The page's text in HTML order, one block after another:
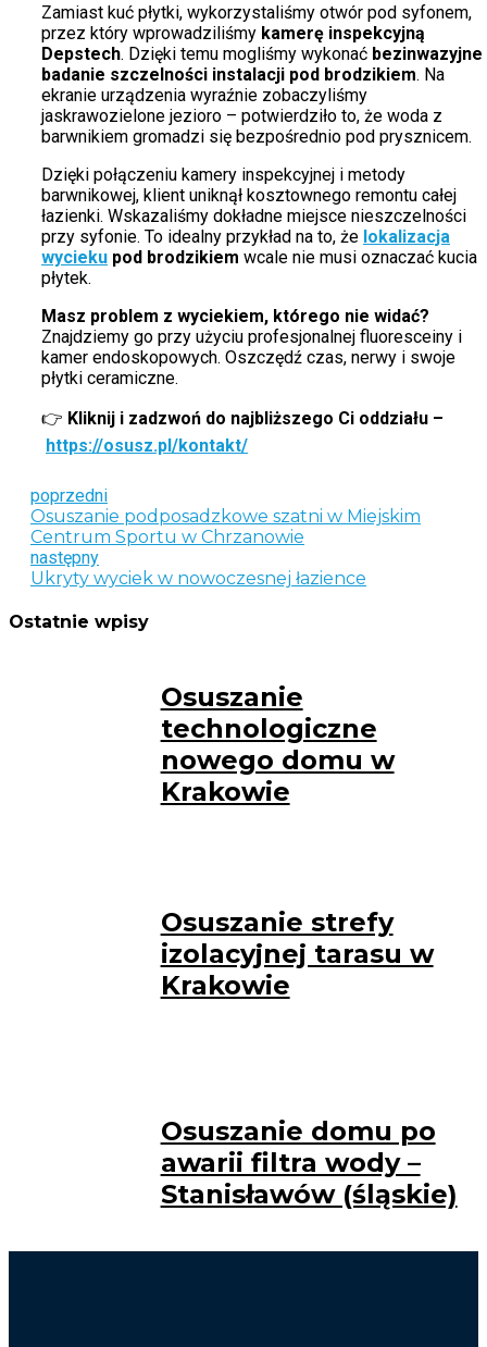
Zamiast kuć płytki, wykorzystaliśmy otwór pod syfonem,
przez który wprowadziliśmy kamerę inspekcyjną
Depstech. Dzięki temu mogliśmy wykonać bezinwazyjne
badanie szczelności instalacji pod brodzikiem. Na
ekranie urządzenia wyraźnie zobaczyliśmy
jaskrawozielone jezioro – potwierdziło to, że woda z
barwnikiem gromadzi się bezpośrednio pod prysznicem.
Dzięki połączeniu kamery inspekcyjnej i metody
barwnikowej, klient uniknął kosztownego remontu całej
łazienki. Wskazaliśmy dokładne miejsce nieszczelności
przy syfonie. To idealny przykład na to, że lokalizacja
wycieku pod brodzikiem wcale nie musi oznaczać kucia
płytek.
Masz problem z wyciekiem, którego nie widać?
Znajdziemy go przy użyciu profesjonalnej fluoresceiny i
kamer endoskopowych. Oszczędź czas, nerwy i swoje
płytki ceramiczne.
👉 Kliknij i zadzwoń do najbliższego Ci oddziału –
https://osusz.pl/kontakt/
poprzedni
Osuszanie podposadzkowe szatni w Miejskim
Centrum Sportu w Chrzanowie
następny
Ukryty wyciek w nowoczesnej łazience
Ostatnie wpisy
Osuszanie
technologiczne
nowego domu w
Krakowie
Osuszanie strefy
izolacyjnej tarasu w
Krakowie
Osuszanie domu po
awarii filtra wody –
Stanisławów (śląskie)